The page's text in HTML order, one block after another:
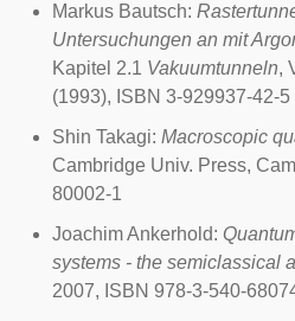
Markus Bautsch:
Untersuchungen an mit
Kapitel 2.1 Vakuumtunneln,
(1993), ISBN 3-929937-42-5
Shin Takagi: Macroscopic
Cambridge Univ. Press,
80002-1
Joachim Ankerhold:
systems - the semiclassical
2007, ISBN 978-3-540-